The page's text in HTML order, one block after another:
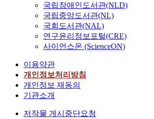
국립장애인도서관(NLD)
국립중앙도서관(NL)
국회도서관(NAL)
연구윤리정보포털(CRE)
사이언스온 (ScienceON)
이용약관
개인정보처리방침
개인정보 재동의
기관소개
저작물 게시중단요청